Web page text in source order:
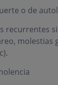
o de
recurrentes